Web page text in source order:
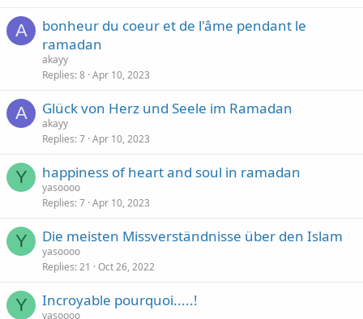
A
bonheur du coeur et de l'âme pendant le
ramadan
akayy
Replies 8 Apr 10, 2023
A Glück von Herz und Seele im Ramadan
akayy
Replies 7 Apr 10, 2023
Y happiness of heart and soul in ramadan
yasoooo
Replies 7 Apr 10, 2023
Y Die meisten Missverständnisse über den Islam
yasoooo
Replies 21 Oct 26, 2022
Y Incroyable pourquoi.....!
yasoooo